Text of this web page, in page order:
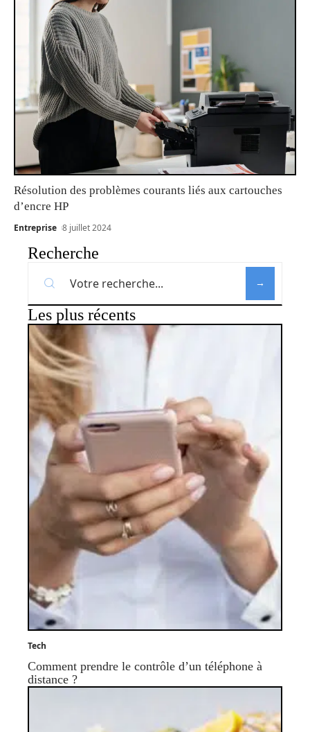
Résolution des problèmes courants liés aux cartouches
d’encre HP
Entreprise 8 juillet 2024
Recherche
Les plus récents
Tech
Comment prendre le contrôle d’un téléphone à
distance ?